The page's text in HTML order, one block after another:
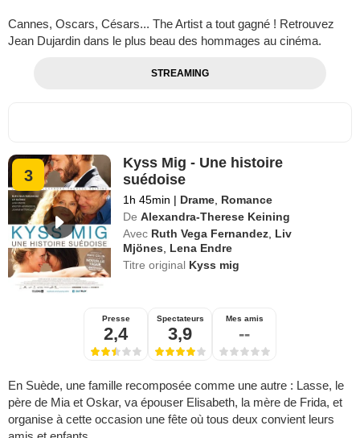
Cannes, Oscars, Césars... The Artist a tout gagné ! Retrouvez
Jean Dujardin dans le plus beau des hommages au cinéma.
STREAMING
3
Kyss Mig - Une histoire
suédoise
1h 45min | Drame Romance
De Alexandra-Therese Keining
Avec Ruth Vega Fernandez Liv
Mjönes
Lena Endre
Titre original Kyss mig
Presse
2,4
Spectateurs
3,9
Mes amis
--
En Suède, une famille recomposée comme une autre : Lasse, le
père de Mia et Oskar, va épouser Elisabeth, la mère de Frida, et
organise à cette occasion une fête où tous deux convient leurs